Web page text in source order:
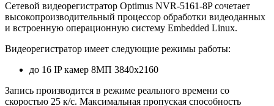
Сетевой видеорегистратор Optimus NVR-5161-8P сочетает
высокопроизводительный процессор обработки видеоданных
и встроенную операционную систему Embedded Linux.
Видеорегистратор имеет следующие режимы работы:
до 16 IP камер 8МП 3840х2160
Запись производится в режиме реального времени со
скоростью 25 к/с. Максимальная пропуская способность